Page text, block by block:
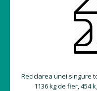
Reciclarea unei singure
1136 kg de fier, 454